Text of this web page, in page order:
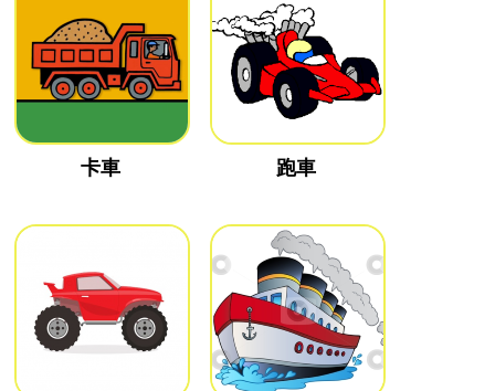
卡車 跑車